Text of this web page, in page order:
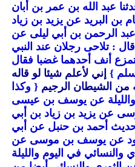
عبد الله بن عمر بن أبان
بن البريد عن يزيد بن زياد
الرحمن بن أبي ليلى عن
: تلاحى رجلان عند النبي
أنف أحدهما غضبا فقال
} إني لأعلم شيئا لو قاله
من الشيطان الرجيم { وكذا
والليلة عن يوسف بن عيسى
عن يزيد بن زياد بن أبي
أحمد بن حنبل عن أبي
عن يوسف بن موسى عن
والنسائي في اليوم والليلة